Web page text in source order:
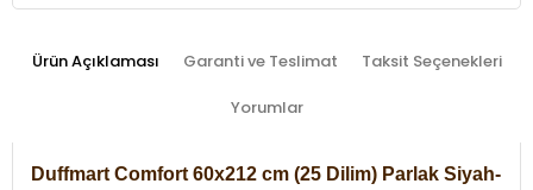
Ürün Açıklaması Garanti ve Teslimat Taksit Seçenekleri
Yorumlar
Duffmart Comfort 60x212 cm (25 Dilim) Parlak Siyah-